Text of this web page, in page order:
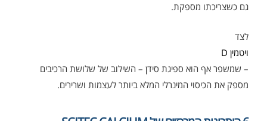
גם כשצריכתו מספקת.
לצד
ויטמין D
– שמשפר אף הוא ספיגת סידן – השילוב של שלושת הרכיבים
מספק את הכיסוי המינרלי המלא ביותר לעצמות ושרירים.